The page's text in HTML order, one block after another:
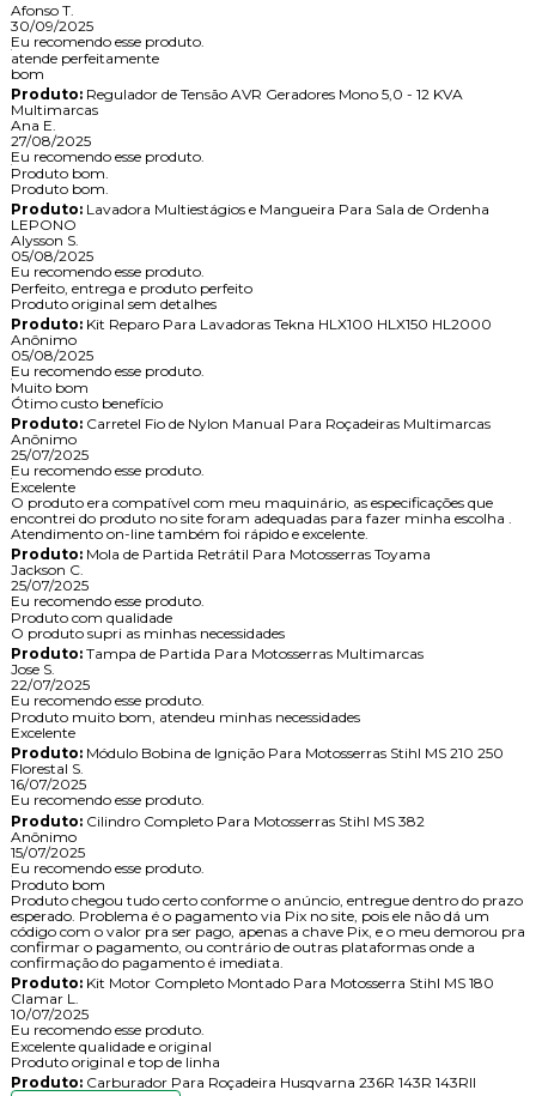
Afonso T.
30/09/2025
Eu recomendo esse produto.
atende perfeitamente
bom
Produto:Regulador de Tensão AVR Geradores Mono 5,0 - 12 KVA
Multimarcas
Ana E.
27/08/2025
Eu recomendo esse produto.
Produto bom.
Produto bom.
Produto:Lavadora Multiestágios e Mangueira Para Sala de Ordenha
LEPONO
Alysson S.
05/08/2025
Eu recomendo esse produto.
Perfeito, entrega e produto perfeito
Produto original sem detalhes
Produto:Kit Reparo Para Lavadoras Tekna HLX100 HLX150 HL2000
Anônimo
05/08/2025
Eu recomendo esse produto.
Muito bom
Ótimo custo benefício
Produto:Carretel Fio de Nylon Manual Para Roçadeiras Multimarcas
Anônimo
25/07/2025
Eu recomendo esse produto.
Excelente
O produto era compatível com meu maquinário, as especificações que
encontrei do produto no site foram adequadas para fazer minha escolha .
Atendimento on-line também foi rápido e excelente.
Produto:Mola de Partida Retrátil Para Motosserras Toyama
Jackson C.
25/07/2025
Eu recomendo esse produto.
Produto com qualidade
O produto supri as minhas necessidades
Produto:Tampa de Partida Para Motosserras Multimarcas
Jose S.
22/07/2025
Eu recomendo esse produto.
Produto muito bom, atendeu minhas necessidades
Excelente
Produto:Módulo Bobina de Ignição Para Motosserras Stihl MS 210 250
Florestal S.
16/07/2025
Eu recomendo esse produto.
Produto:Cilindro Completo Para Motosserras Stihl MS 382
Anônimo
15/07/2025
Eu recomendo esse produto.
Produto bom
Produto chegou tudo certo conforme o anúncio, entregue dentro do prazo
esperado. Problema é o pagamento via Pix no site, pois ele não dá um
código com o valor pra ser pago, apenas a chave Pix, e o meu demorou pra
confirmar o pagamento, ou contrário de outras plataformas onde a
confirmação do pagamento é imediata.
Produto:Kit Motor Completo Montado Para Motosserra Stihl MS 180
Clamar L.
10/07/2025
Eu recomendo esse produto.
Excelente qualidade e original
Produto original e top de linha
Produto:Carburador Para Roçadeira Husqvarna 236R 143R 143RII